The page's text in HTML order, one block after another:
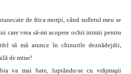
de frica morţii, când sufletul meu se
care vrea să-mi acopere ochii inimii pentru
să mă arunce în chinurile deznădejdii,
de mine!
va mai bate, luptându-se cu vrăjmaşii